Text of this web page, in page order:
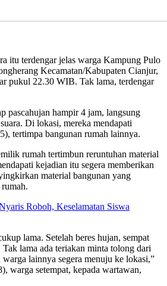
itu terdengar jelas warga Kampung Pulo
Kecamatan/Kabupaten Cianjur,
pukul 22.30 WIB. Tak lama, terdengar
pascahujan hampir 4 jam, langsung
Di lokasi, mereka mendapati
tertimpa bangunan rumah lainnya.
rumah tertimbun reruntuhan material
kejadian itu segera memberikan
material bangunan yang
Roboh, Keselamatan Siswa
lama. Setelah beres hujan, sempat
Tak lama ada teriakan minta tolong dari
lainnya segera menuju ke lokasi,”
warga setempat, kepada wartawan,